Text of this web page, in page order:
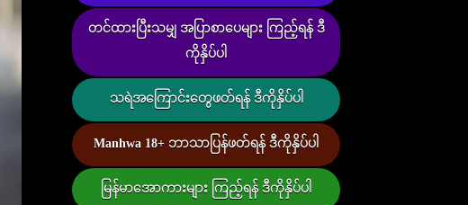
တင်ထားပြီးသမျှ အပြာစာပေများ ကြည့်ရန် ဒီ
ကိုနှိပ်ပါ
သရဲအကြောင်းတွေဖတ်ရန် ဒီကိုနှိပ်ပါ
Manhwa 18+ ဘာသာပြန်ဖတ်ရန် ဒီကိုနှိပ်ပါ
မြန်မာအောကားများ ကြည့်ရန် ဒီကိုနှိပ်ပါ